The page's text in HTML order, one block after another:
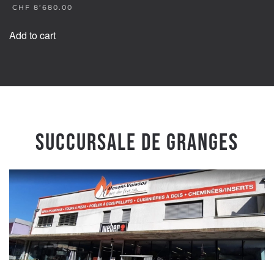
CHF 8’680.00
Add to cart
Succursale de Granges